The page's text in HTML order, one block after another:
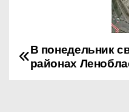
НВ понедельник
районах